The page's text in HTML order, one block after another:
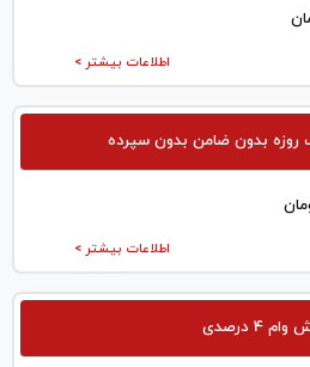
اطلاعات بیشتر >
روزه بدون ضامن بدون سپرده
اطلاعات بیشتر >
4 درصدی